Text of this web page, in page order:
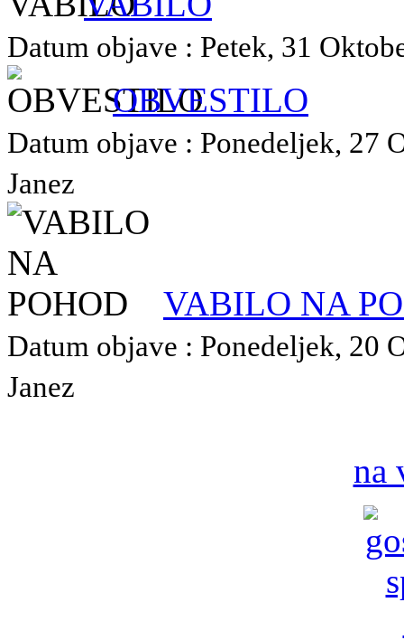
Datum objave : Petek, 31
OBVESTILO
Datum objave : Ponedeljek, 27
Janez
VABILO NA
Datum objave : Ponedeljek, 20
Janez
na